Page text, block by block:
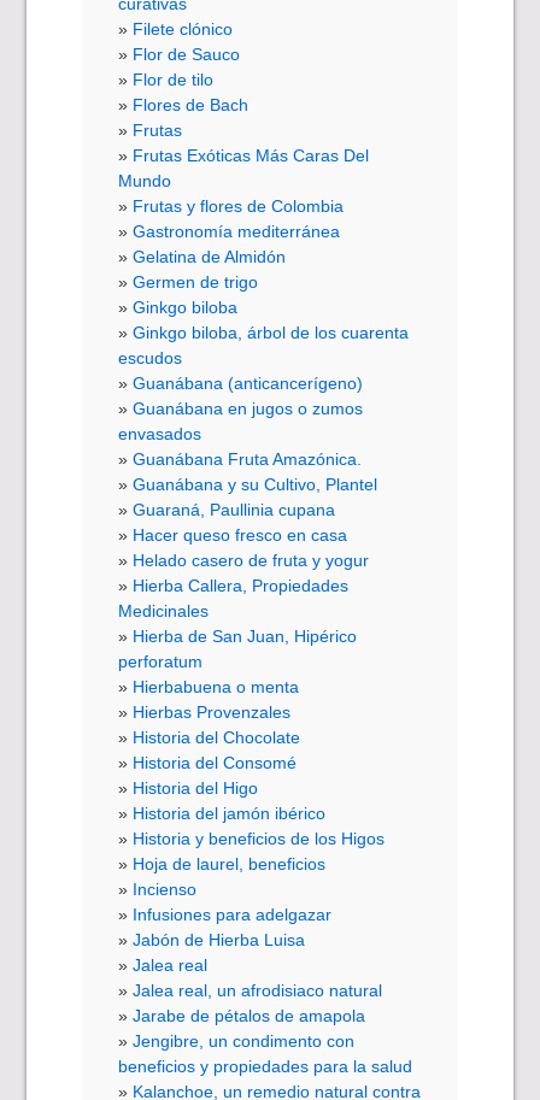
Filete clónico
Flor de Sauco
Flor de tilo
Flores de Bach
Frutas
Frutas Exóticas Más Caras Del
Mundo
Frutas y flores de Colombia
Gastronomía mediterránea
Gelatina de Almidón
Germen de trigo
Ginkgo biloba
Ginkgo biloba, árbol de los cuarenta
escudos
Guanábana (anticancerígeno)
Guanábana en jugos o zumos
envasados
Guanábana Fruta Amazónica.
Guanábana y su Cultivo, Plantel
Guaraná, Paullinia cupana
Hacer queso fresco en casa
Helado casero de fruta y yogur
Hierba Callera, Propiedades
Medicinales
Hierba de San Juan, Hipérico
perforatum
Hierbabuena o menta
Hierbas Provenzales
Historia del Chocolate
Historia del Consomé
Historia del Higo
Historia del jamón ibérico
Historia y beneficios de los Higos
Hoja de laurel, beneficios
Incienso
Infusiones para adelgazar
Jabón de Hierba Luisa
Jalea real
Jalea real, un afrodisiaco natural
Jarabe de pétalos de amapola
Jengibre, un condimento con
beneficios y propiedades para la salud
Kalanchoe, un remedio natural contra